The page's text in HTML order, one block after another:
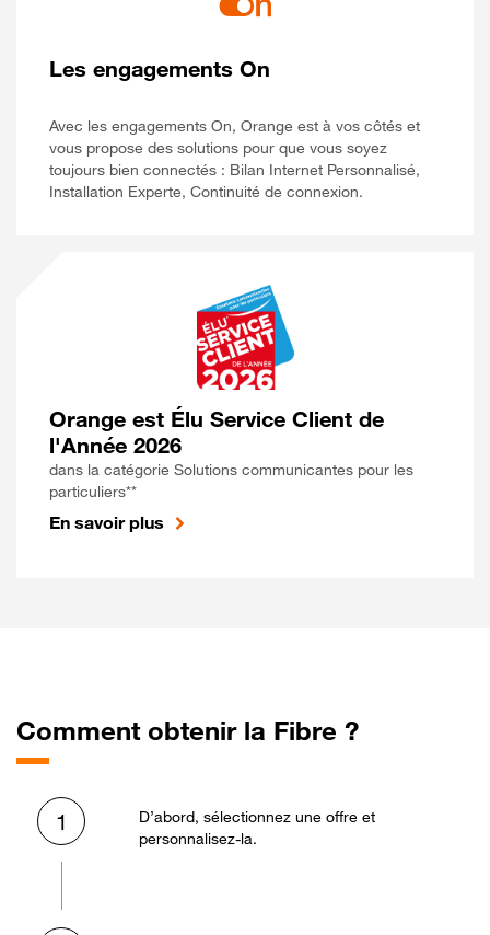
Les engagements On
Avec les engagements On, Orange est à vos côtés et
vous propose des solutions pour que vous soyez
toujours bien connectés : Bilan Internet Personnalisé,
Installation Experte, Continuité de connexion.
Orange est Élu Service Client de
l'Année 2026
dans la catégorie Solutions communicantes pour les
particuliers**
En savoir plus
Comment obtenir la Fibre ?
1
D’abord, sélectionnez une offre et
personnalisez-la.